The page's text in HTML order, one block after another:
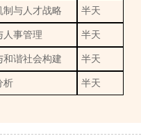
制与人才战略 半天
人事管理 半天
和谐社会构建 半天
析 半天